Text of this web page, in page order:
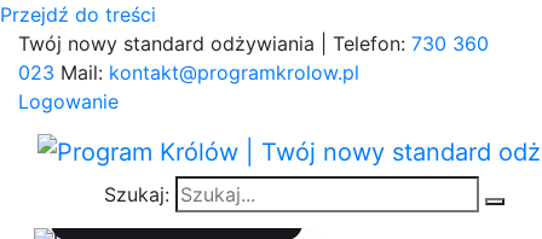
Przejdź do treści
Twój nowy standard odżywiania | Telefon: 730 360
023 Mail: kontakt@programkrolow.pl
Logowanie
Szukaj:
160 000+
UDANYCH METAMORFOZ